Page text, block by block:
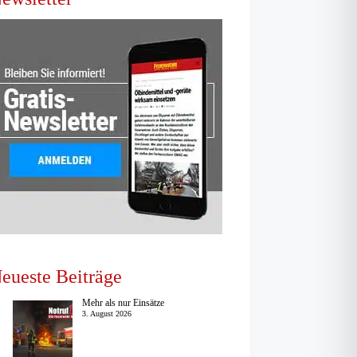
Beiträge
Mehr als nur Einsätze
3. August 2026